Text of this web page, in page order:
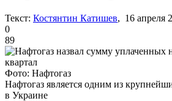
Текст: Костянтин Катишев, 16 апреля
0
89
Фото: Нафтогаз
Нафтогаз является одним из
в Украине